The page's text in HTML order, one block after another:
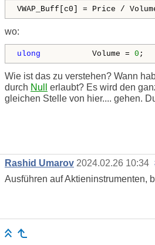
VWAP_Buff[c0] = Price /
wo:
ulong Volume = 0 ;
Wie ist das zu verstehen? Wann
durch Null
erlaubt? Es wird den
gleichen Stelle von hier.... gehen.
Rashid Umarov 2024.02.26 10:34
Ausführen auf Aktieninstrumenten,